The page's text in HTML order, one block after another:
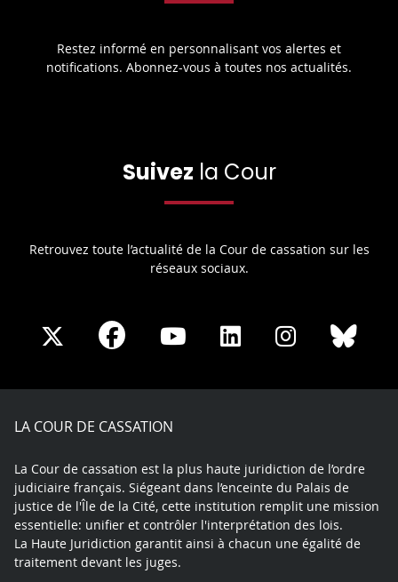
Restez informé en personnalisant vos alertes et
notifications. Abonnez-vous à toutes nos actualités.
Suivez la Cour
Retrouvez toute l’actualité de la Cour de cassation sur les
réseaux sociaux.
Share
X
Share
Facebook
Share
Youtube
Share
LinkedIn
Share
Instagram
LA COUR DE CASSATION
La Cour de cassation est la plus haute juridiction de l’ordre
judiciaire français. Siégeant dans l’enceinte du Palais de
justice de l'Île de la Cité, cette institution remplit une mission
essentielle: unifier et contrôler l'interprétation des lois.
La Haute Juridiction garantit ainsi à chacun une égalité de
traitement devant les juges.